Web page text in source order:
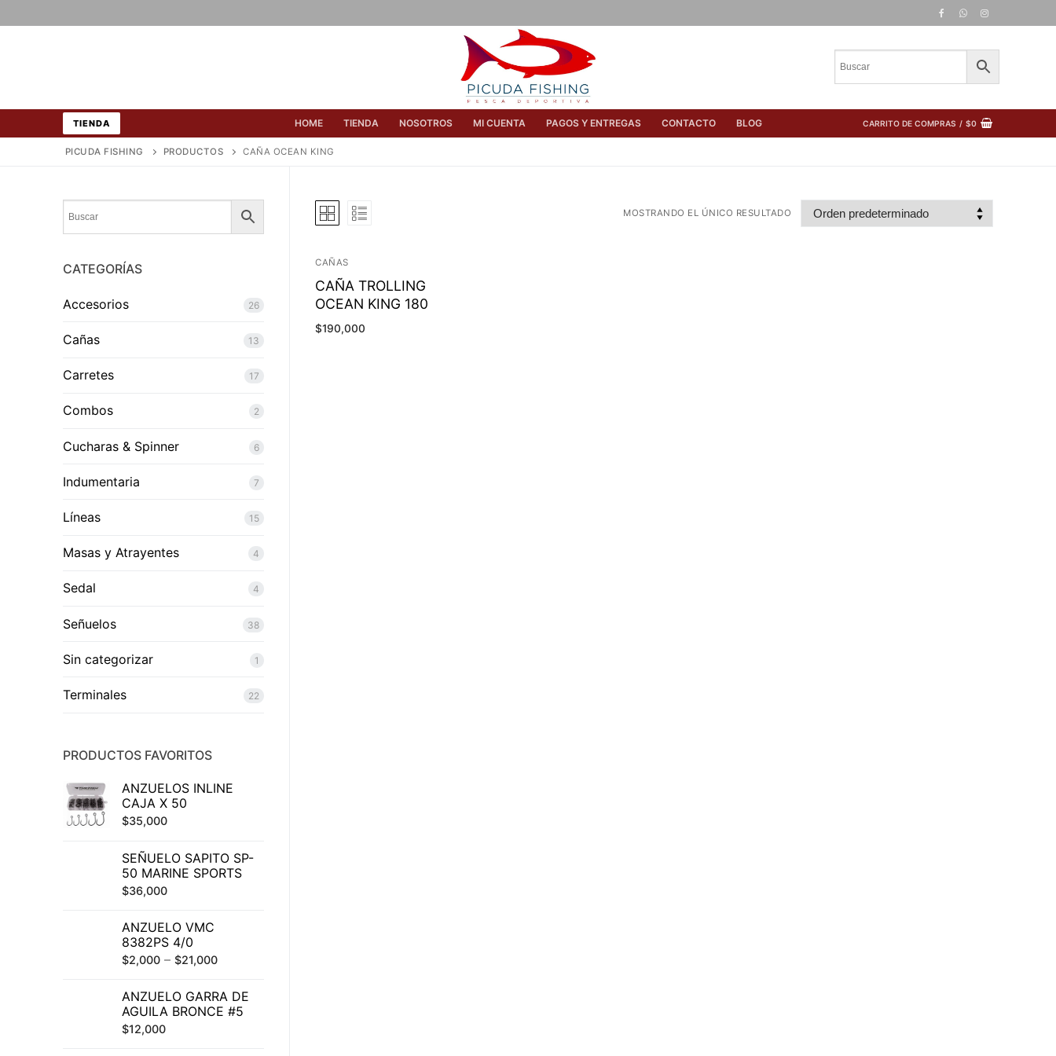
al
TIENDA HOME TIENDA NOSOTROS MI CUENTA PAGOS Y ENTREGAS CONTACTO BLOG CARRITO DE COMPRAS / $0
PICUDA FISHING PRODUCTOS CAÑA OCEAN KING
MOSTRANDO EL ÚNICO RESULTADO
CAÑAS
CAÑA TROLLING
OCEAN KING 180
$190,000
CATEGORÍAS
Accesorios 26
Cañas 13
Carretes 17
Combos 2
Cucharas & Spinner 6
Indumentaria 7
Líneas 15
Masas y Atrayentes 4
Sedal 4
Señuelos 38
Sin categorizar 1
Terminales 22
PRODUCTOS FAVORITOS
ANZUELOS INLINE
CAJA X 50
$35,000
SEÑUELO SAPITO SP-
50 MARINE SPORTS
$36,000
ANZUELO VMC
8382PS 4/0
$2,000 – $21,000
ANZUELO GARRA DE
AGUILA BRONCE #5
$12,000